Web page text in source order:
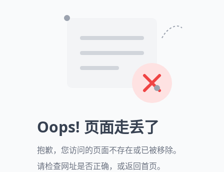
Oops! 页面走丢了
抱歉，您访问的页面不存在或已被移除。
请检查网址是否正确，或返回首页。